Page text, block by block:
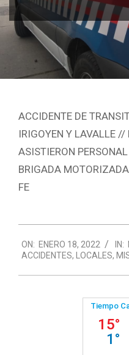
ACCIDENTE DE
IRIGOYEN Y LAVALLE
ASISTIERON
BRIGADA
FE
01-
18
ON: ENERO 18, 2022 IN:
ACCIDENTES, LOCALES,